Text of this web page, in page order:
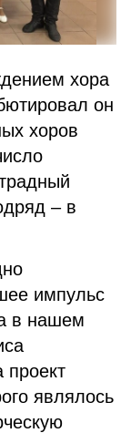
хора
он
хоров
– в
импульс
в нашем
проект
являлось